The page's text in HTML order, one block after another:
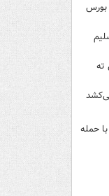
ته
حمله